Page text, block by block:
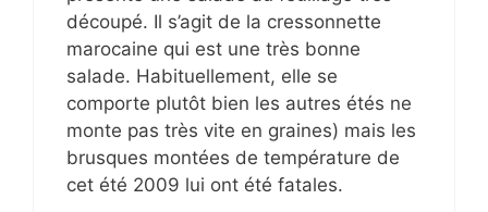
découpé. Il s’agit de la cressonnette
marocaine qui est une très bonne
salade. Habituellement, elle se
comporte plutôt bien les autres étés ne
monte pas très vite en graines) mais les
brusques montées de température de
cet été 2009 lui ont été fatales.